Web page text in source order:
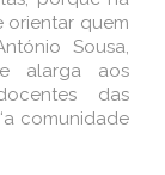
orientar quem
Sousa,
alarga aos
das
comunidade